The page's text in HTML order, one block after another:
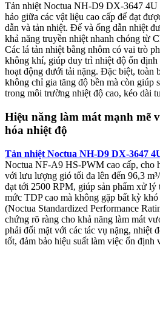
Tản nhiệt Noctua NH-D9 DX-3647 4U
hảo giữa các vật liệu cao cấp để đạt
dẫn và tản nhiệt. Đế và ống dẫn nhiệt
khả năng truyền nhiệt nhanh chóng từ
Các lá tản nhiệt bằng nhôm có vai trò
không khí, giúp duy trì nhiệt độ ổn định
hoạt động dưới tải nặng. Đặc biệt, toàn
không chỉ gia tăng độ bền mà còn giúp
trong môi trường nhiệt độ cao, kéo dài
Hiệu năng làm mát mạnh mẽ
hóa nhiệt độ
Tản nhiệt Noctua NH-D9 DX-3647
Noctua NF-A9 HS-PWM cao cấp, cho
với lưu lượng gió tối đa lên đến 96,3
đạt tới 2500 RPM, giúp sản phẩm xử
mức TDP cao mà không gặp bất kỳ
(Noctua Standardized Performance
chứng rõ ràng cho khả năng làm mát
phải đối mặt với các tác vụ nặng, nhiệt
tốt, đảm bảo hiệu suất làm việc ổn định